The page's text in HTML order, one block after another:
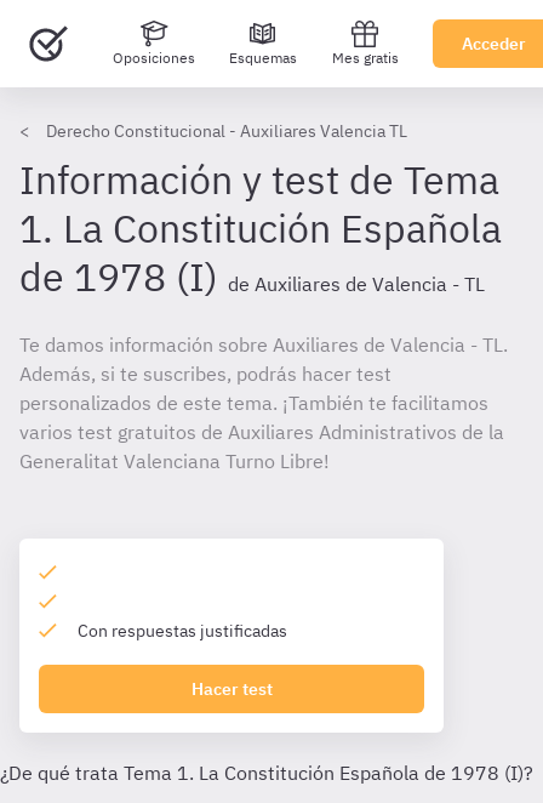
Oposiciones Esquemas Mes gratis
Acceder
Derecho Constitucional - Auxiliares Valencia TL
Información y test de Tema
1. La Constitución Española
de 1978 (I) de Auxiliares de Valencia - TL
Te damos información sobre Auxiliares de Valencia - TL.
Además, si te suscribes, podrás hacer test
personalizados de este tema. ¡También te facilitamos
varios test gratuitos de Auxiliares Administrativos de la
Generalitat Valenciana Turno Libre!
Con respuestas justificadas
Hacer test